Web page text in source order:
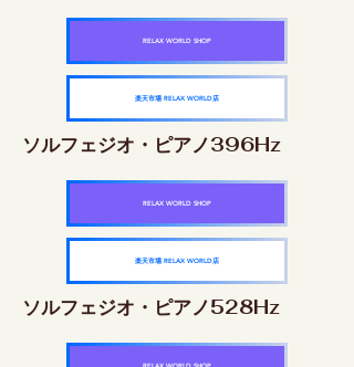
RELAX WORLD SHOP
楽天市場 RELAX WORLD店
ソルフェジオ・ピアノ396Hz
RELAX WORLD SHOP
楽天市場 RELAX WORLD店
ソルフェジオ・ピアノ528Hz